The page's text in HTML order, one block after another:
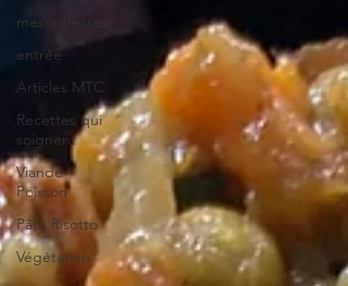
mes adresses
entrée
Articles MTC
Recettes qui
soignent
Viande
Poisson
Pâte Risotto
Végétarien